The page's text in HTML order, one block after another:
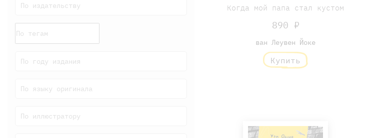
По издательству
По году издания
По языку оригинала
По иллюстратору
Когда мой папа стал кустом
890 ₽
ван Леувен Йоке
Купить